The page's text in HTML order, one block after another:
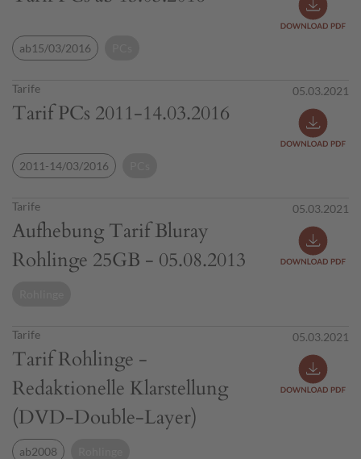
ab15/03/2016
Tarife
Tarif PCs 2011-14.03.2016
05.03.2021
2011-14/03/2016
Tarife
Aufhebung Tarif Bluray
Rohlinge 25GB - 05.08.2013
05.03.2021
Tarife
Tarif Rohlinge -
Redaktionelle Klarstellung
(DVD-Double-Layer)
05.03.2021
ab2008